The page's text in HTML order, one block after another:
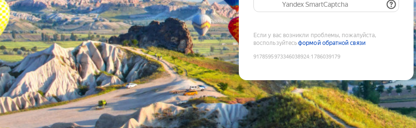
Yandex SmartCaptcha
Если у вас возникли проблемы, пожалуйста,
воспользуйтесьформой обратной связи
9178595973346038924:1786039179